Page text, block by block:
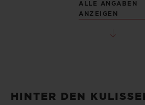
ALLE ANGABEN
ANZEIGEN
HINTER DEN